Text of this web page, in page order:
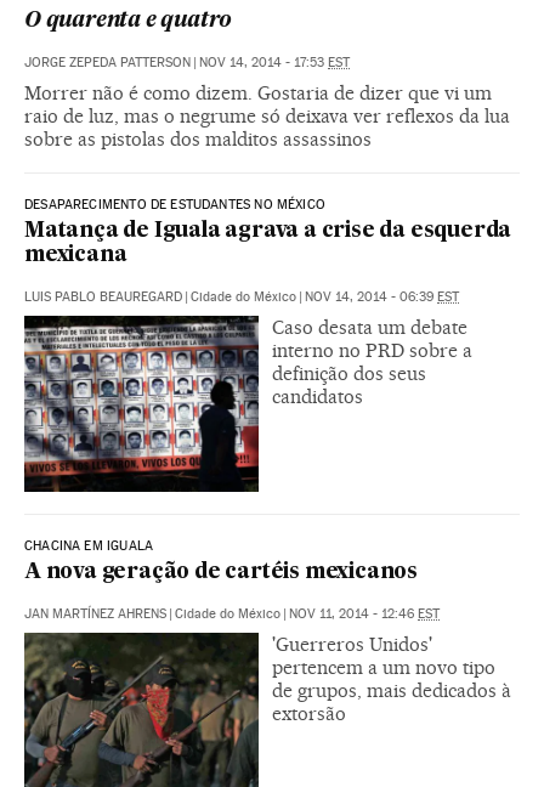
O quarenta e quatro
JORGE ZEPEDA PATTERSON | NOV 14, 2014 - 17:53 EST
Morrer não é como dizem. Gostaria de dizer que vi um
raio de luz, mas o negrume só deixava ver reflexos da lua
sobre as pistolas dos malditos assassinos
DESAPARECIMENTO DE ESTUDANTES NO MÉXICO
Matança de Iguala agrava a crise da esquerda
mexicana
LUIS PABLO BEAUREGARD | Cidade do México | NOV 14, 2014 - 06:39 EST
Caso desata um debate
interno no PRD sobre a
definição dos seus
candidatos
CHACINA EM IGUALA
A nova geração de cartéis mexicanos
JAN MARTÍNEZ AHRENS | Cidade do México | NOV 11, 2014 - 12:46 EST
'Guerreros Unidos'
pertencem a um novo tipo
de grupos, mais dedicados à
extorsão